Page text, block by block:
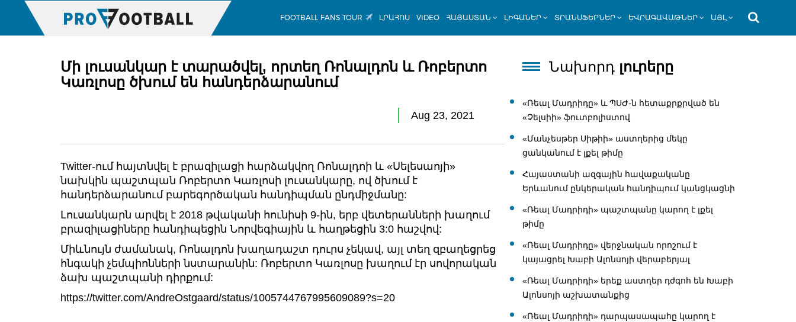
FOOTBALL FANS TOUR ԼՐԱՀՈՍ VIDEO ՀԱՅԱՍՏԱՆ ԼԻԳԱՆԵՐ ՏՐԱՆՍՖԵՐՆԵՐ ԵՎՐԱԳԱՎԱԹՆԵՐ ԱՅԼ
Մի լուսանկար է տարածվել, որտեղ Ռոնալդոն և Ռոբերտո
Կառլոսը ծխում են հանդերձարանում
Aug 23, 2021
Twitter-ում հայտնվել է բրազիլացի հարձակվող Ռոնալդոի և «Սելեսաոյի»
նախկին պաշտպան Ռոբերտո Կառլոսի լուսանկարը, ով ծխում է
հանդերձարանում բարեգործական հանդիպման ընդմիջմանը:
Լուսանկարն արվել է 2018 թվականի հունիսի 9-ին, երբ վետերանների խաղում
բրազիլացիները հանդիպեցին Նորվեգիային և հաղթեցին 3:0 հաշվով:
Միևնույն ժամանակ, Ռոնալդոն խաղադաշտ դուրս չեկավ, այլ տեղ զբաղեցրեց
հնգակի չեմպիոնների նստարանին: Ռոբերտո Կառլոսը խաղում էր սովորական
ձախ պաշտպանի դիրքում:
https://twitter.com/AndreOstgaard/status/1005744767995609089?s=20
Նախորդ լուրերը
«Ռեալ Մադրիդը» և ՊՍԺ-ն հետաքրքրված են
«Չելսիի» ֆուտբոլիստով
«Մանչեսթեր Սիթիի» աստղերից մեկը
ցանկանում է լքել թիմը
Հայաստանի ազգային հավաքականը
Երևանում ընկերական հանդիպում կանցկացնի
«Ռեալ Մադրիդի» պաշտպանը կարող է լքել
թիմը
«Ռեալ Մադրիդը» վերջնական որոշում է
կայացրել Խաբի Ալոնսոյի վերաբերյալ
«Ռեալ Մադրիդի» երեք աստղեր դժգոհ են Խաբի
Ալոնսոյի աշխատանքից
«Ռեալ Մադրիդի» դարպասապահը կարող է